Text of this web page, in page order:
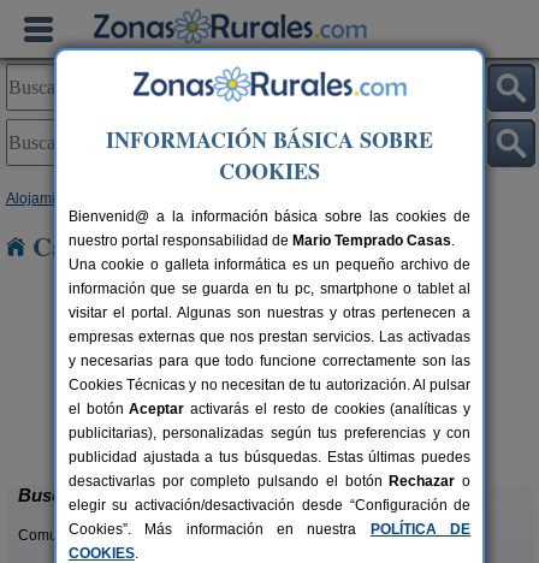
Alojamientos
Casas Rurales cerca de Olabe
20 pers.
desde15 €
Monte Baserria
Bolíbar (Vizcaya)
Buscar
Comunidades:
INFORMACIÓN BÁSICA SOBRE
COOKIES
Bienvenid@ a la información básica sobre las cookies de
nuestro portal responsabilidad de Mario Temprado Casas.
Una cookie o galleta informática es un pequeño archivo de
información que se guarda en tu pc, smartphone o tablet al
visitar el portal. Algunas son nuestras y otras pertenecen a
empresas externas que nos prestan servicios. Las activadas
y necesarias para que todo funcione correctamente son las
Cookies Técnicas y no necesitan de tu autorización. Al pulsar
el botónAceptar activarás el resto de cookies (analíticas y
publicitarias), personalizadas según tus preferencias y con
publicidad ajustada a tus búsquedas. Estas últimas puedes
desactivarlas por completo pulsando el botón Rechazar o
elegir su activación/desactivación desde “Configuración de
Cookies”. Más información en nuestra
POLÍTICA DE
COOKIES.